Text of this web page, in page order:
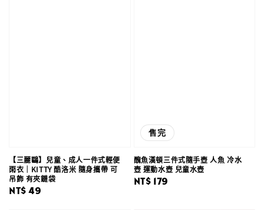
【三麗鷗】兒童、成人一件式輕便
雨衣｜KITTY 酷洛米 隨身攜帶 可
吊飾 有夾鏈袋
Regular
NT$ 49
售完
醜魚漢頓三件式隨手壺 人魚 冷水
壺 運動水壺 兒童水壺
Regular
NT$ 179